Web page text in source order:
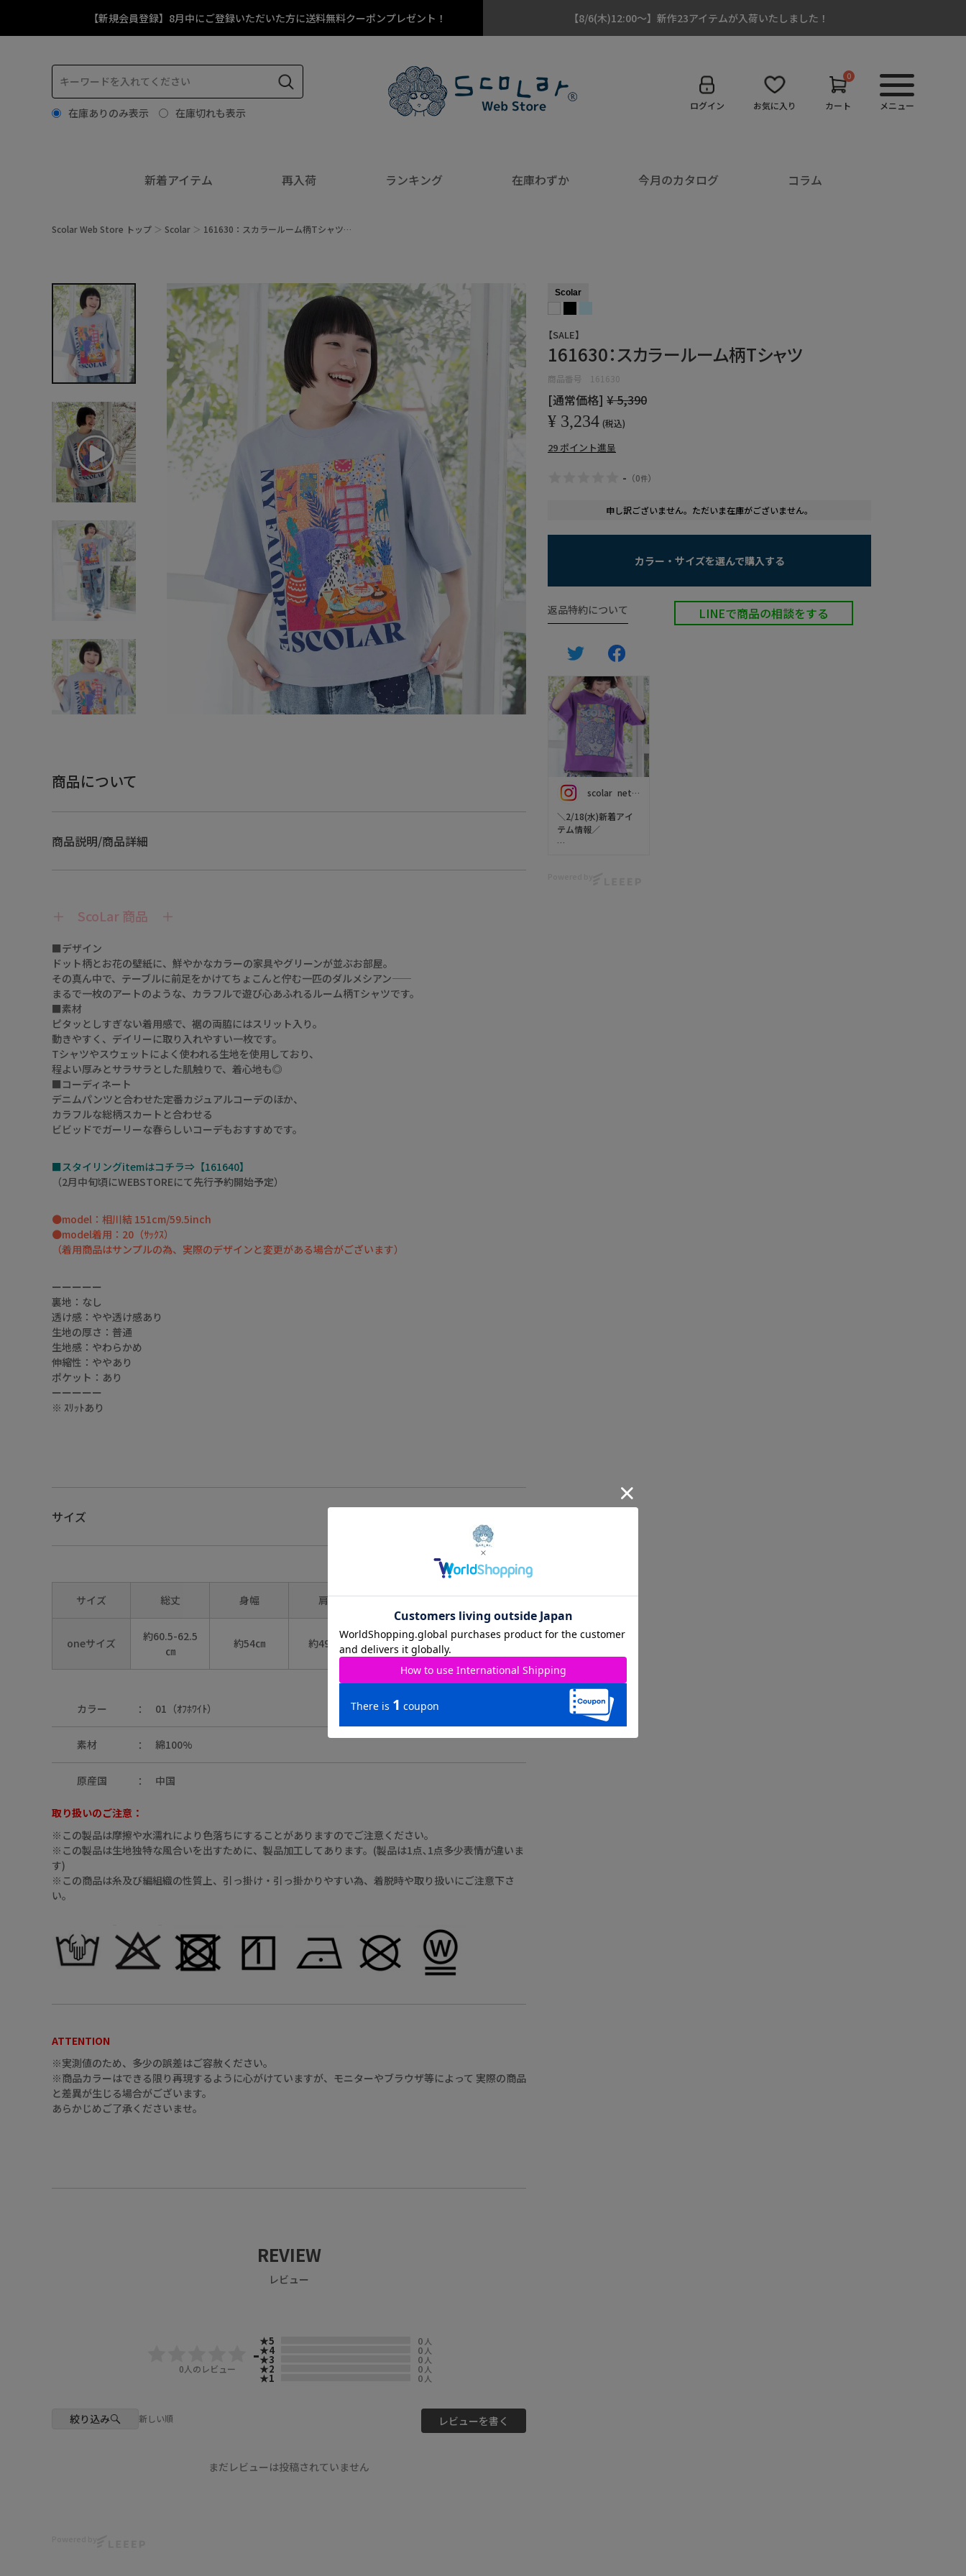
【新規会員登録】8月中にご登録いただいた方に送料無料クーポンプレゼント！ 【8/6(木)12:00～】新作23アイテムが入荷いたしました！
ログイン お気に入り
0
カート メニュー
在庫ありのみ表示 在庫切れも表示
新着アイテム 再入荷 ランキング 在庫わずか 今月のカタログ コラム
Scolar Web Store トップ Scolar 161630：スカラールーム柄Tシャツ…
01（ｵﾌﾎﾜｲﾄ）
09（ﾌﾞﾗｯｸ）
09（ﾌﾞﾗｯｸ）
商品について
商品説明/商品詳細
＋ ScoLar 商品 ＋
■デザイン
ドット柄とお花の壁紙に、鮮やかなカラーの家具やグリーンが並ぶお部屋。
その真ん中で、テーブルに前足をかけてちょこんと佇む一匹のダルメシアン――
まるで一枚のアートのような、カラフルで遊び心あふれるルーム柄Tシャツです。
■素材
ピタッとしすぎない着用感で、裾の両脇にはスリット入り。
動きやすく、デイリーに取り入れやすい一枚です。
Tシャツやスウェットによく使われる生地を使用しており、
程よい厚みとサラサラとした肌触りで、着心地も◎
■コーディネート
デニムパンツと合わせた定番カジュアルコーデのほか、
カラフルな総柄スカートと合わせる
ビビッドでガーリーな春らしいコーデもおすすめです。
■スタイリングitemはコチラ⇒【161640】
（2月中旬頃にWEBSTOREにて先行予約開始予定）
●model：相川結 151cm/59.5inch
●model着用：20（ｻｯｸｽ）
（着用商品はサンプルの為、実際のデザインと変更がある場合がございます）
ーーーーー
裏地：なし
透け感：やや透け感あり
生地の厚さ：普通
生地感：やわらかめ
伸縮性：ややあり
ポケット：あり
ーーーーー
※ ｽﾘｯﾄあり
サイズ
サイズ 総丈 身幅 肩幅 袖丈 重さ
oneサイズ
約60.5-62.5
㎝
約54㎝ 約49.5㎝ 約26㎝
カラー 01（ｵﾌﾎﾜｲﾄ）
素材 綿100%
原産国 中国
取り扱いのご注意：
※この製品は摩擦や水濡れにより色落ちにすることがありますのでご注意ください。
※この製品は生地独特な風合いを出すために、製品加工してあります。(製品は1点､1点多少表情が違いま
す)
※この商品は糸及び編組織の性質上、引っ掛け・引っ掛かりやすい為、着脱時や取り扱いにご注意下さ
い。
ATTENTION
※実測値のため、多少の誤差はご容赦ください。
※商品カラーはできる限り再現するように心がけていますが、モニターやブラウザ等によって 実際の商品
と差異が生じる場合がございます。
あらかじめご了承くださいませ。
REVIEW
レビュー
-
0人のレビュー
★5 0 人
★4 0 人
★3 0 人
★2 0 人
★1 0 人
絞り込み 新しい順 レビューを書く
まだレビューは投稿されていません
Scolar
【SALE】
161630：スカラールーム柄Tシャツ
商品番号 161630
[通常価格] ¥5,390
¥ 3,234 税込
29 ポイント進呈
- （0件）
申し訳ございません。ただいま在庫がございません。
カラー・サイズを選んで購入する
返品特約について LINEで商品の相談をする
scolar_netshop
＼2/18(水)新着アイ
テム情報／